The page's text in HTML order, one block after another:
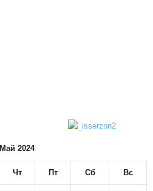
Май 2024
Чт Пт Сб Вс